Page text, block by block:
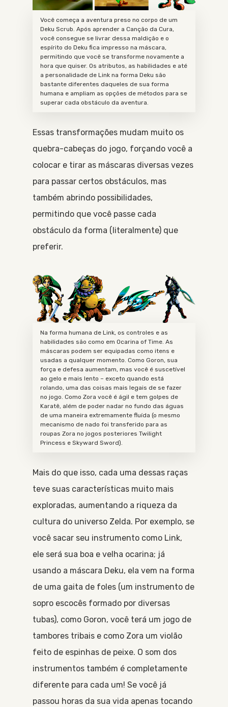
Você começa a aventura preso no corpo de um
Deku Scrub. Após aprender a Canção da Cura,
você consegue se livrar dessa maldição e o
espírito do Deku fica impresso na máscara,
permitindo que você se transforme novamente a
hora que quiser. Os atributos, as habilidades e até
a personalidade de Link na forma Deku são
bastante diferentes daqueles de sua forma
humana e ampliam as opções de métodos para se
superar cada obstáculo da aventura.
Essas transformações mudam muito os
quebra-cabeças do jogo, forçando você a
colocar e tirar as máscaras diversas vezes
para passar certos obstáculos, mas
também abrindo possibilidades,
permitindo que você passe cada
obstáculo da forma (literalmente) que
preferir.
Na forma humana de Link, os controles e as
habilidades são como em Ocarina of Time. As
máscaras podem ser equipadas como itens e
usadas a qualquer momento. Como Goron, sua
força e defesa aumentam, mas você é suscetível
ao gelo e mais lento – exceto quando está
rolando, uma das coisas mais legais de se fazer
no jogo. Como Zora você é ágil e tem golpes de
Karatê, além de poder nadar no fundo das águas
de uma maneira extremamente fluída (o mesmo
mecanismo de nado foi transferido para as
roupas Zora no jogos posteriores Twilight
Princess e Skyward Sword).
Mais do que isso, cada uma dessas raças
teve suas características muito mais
exploradas, aumentando a riqueza da
cultura do universo Zelda. Por exemplo, se
você sacar seu instrumento como Link,
ele será sua boa e velha ocarina; já
usando a máscara Deku, ela vem na forma
de uma gaita de foles (um instrumento de
sopro escocês formado por diversas
tubas), como Goron, você terá um jogo de
tambores tribais e como Zora um violão
feito de espinhas de peixe. O som dos
instrumentos também é completamente
diferente para cada um! Se você já
passou horas da sua vida apenas tocando